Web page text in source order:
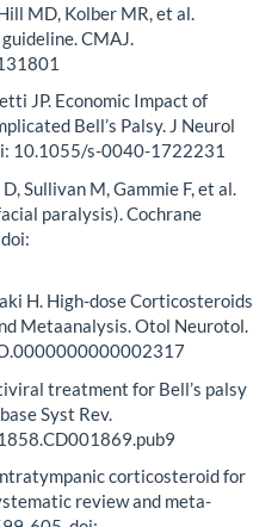
MD, Kolber MR, et al.
CMAJ.
JP. Economic Impact of
Bell’s Palsy. J Neurol
10.1055/s-0040-1722231
Sullivan M, Gammie F, et al.
paralysis). Cochrane
H. High-dose Corticosteroids
Metaanalysis. Otol Neurotol.
treatment for Bell’s palsy
Syst Rev.
corticosteroid for
review and meta-